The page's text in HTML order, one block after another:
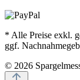
* Alle Preise exkl.
ggf.
© 2026